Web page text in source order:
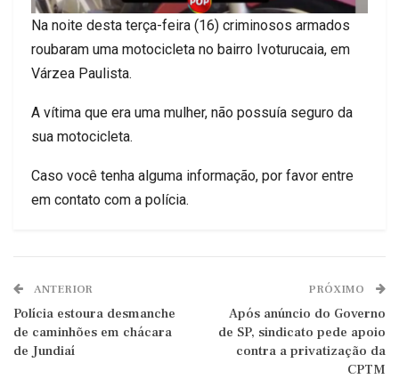
Na noite desta terça-feira (16) criminosos armados
roubaram uma motocicleta no bairro Ivoturucaia, em
Várzea Paulista.
A vítima que era uma mulher, não possuía seguro da
sua motocicleta.
Caso você tenha alguma informação, por favor entre
em contato com a polícia.
ANTERIOR
Polícia estoura desmanche
de caminhões em chácara
de Jundiaí
PRÓXIMO
Após anúncio do Governo
de SP, sindicato pede apoio
contra a privatização da
CPTM